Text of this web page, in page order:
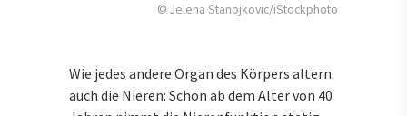
© Jelena Stanojkovic/iStockphoto
Wie jedes andere Organ des Körpers altern
auch die Nieren: Schon ab dem Alter von 40